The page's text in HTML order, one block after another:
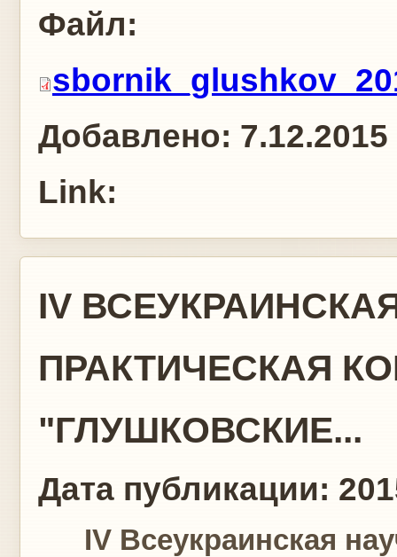
Файл:
Добавлено: 7.12.2015
Link:
IV
ПРАКТИЧЕСКАЯ
"ГЛУШКОВСКИЕ...
Дата публикации:
IV Всеукраинская